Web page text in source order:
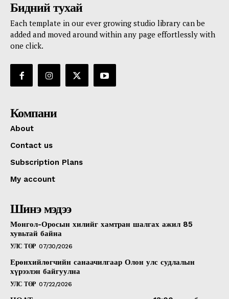
Бидний тухай
Each template in our ever growing studio library can be
added and moved around within any page effortlessly with
one click.
Компани
About
Contact us
Subscription Plans
My account
Шинэ мэдээ
Монгол-Оросын хилийг хамтран шалгах ажил 85
хувьтай байна
УЛС ТӨР 07/30/2026
Ерөнхийлөгчийн санаачилгаар Олон улс судлалын
хүрээлэн байгуулна
УЛС ТӨР 07/22/2026